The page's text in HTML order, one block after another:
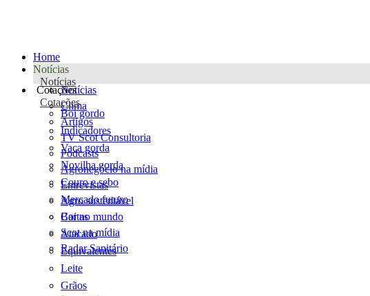
Home
Notícias
Notícias
Notícias
Clima
Artigos
TV Scot Consultoria
Podcasts
Agronegócio na mídia
Entrevistas
Agro sustentável
Cartas
Scot na mídia
Radar Sanitário
Cotações
Cotações
Boi gordo
Indicadores
Vaca gorda
Novilha gorda
Couro e sebo
Mercado futuro
Boi no mundo
Atacado
Equivalentes
Leite
Grãos